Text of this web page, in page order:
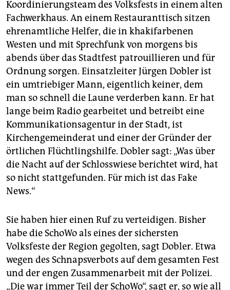
Koordinierungsteam des Volksfests in einem alten
Fachwerkhaus. An einem Restauranttisch sitzen
ehrenamtliche Helfer, die in khakifarbenen
Westen und mit Sprechfunk von morgens bis
abends über das Stadtfest patrouillieren und für
Ordnung sorgen. Einsatzleiter Jürgen Dobler ist
ein umtriebiger Mann, eigentlich keiner, dem
man so schnell die Laune verderben kann. Er hat
lange beim Radio gearbeitet und betreibt eine
Kommunikationsagentur in der Stadt, ist
Kirchengemeinderat und einer der Gründer der
örtlichen Flüchtlingshilfe. Dobler sagt: „Was über
die Nacht auf der Schlosswiese berichtet wird, hat
so nicht stattgefunden. Für mich ist das Fake
News.“
Sie haben hier einen Ruf zu verteidigen. Bisher
habe die SchoWo als eines der sichersten
Volksfeste der Region gegolten, sagt Dobler. Etwa
wegen des Schnapsverbots auf dem gesamten Fest
und der engen Zusammenarbeit mit der Polizei.
„Die war immer Teil der SchoWo“, sagt er, so wie all